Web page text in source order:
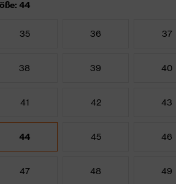
44
35 36 37
38 39 40
41 42 43
44 45 46
47 48 49